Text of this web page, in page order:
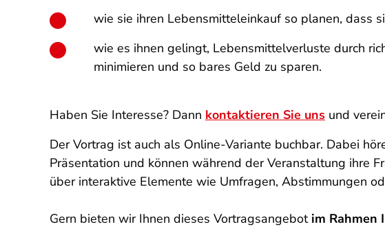
wie sie ihren Lebensmitteleinkauf so planen, dass
wie es ihnen gelingt, Lebensmittelverluste durch
minimieren und so bares Geld zu sparen.
Haben Sie Interesse? Dann kontaktieren Sie uns und
Der Vortrag ist auch als Online-Variante buchbar. Dabei
Präsentation und können während der Veranstaltung ihre
über interaktive Elemente wie Umfragen, Abstimmungen
Gern bieten wir Ihnen dieses Vortragsangebot im Rahmen